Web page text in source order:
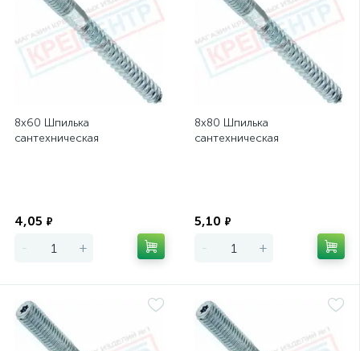
8х60 Шпилька
сантехническая
4,05 ₽
- +
8х80 Шпилька
сантехническая
5,10 ₽
- +